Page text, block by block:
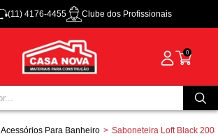
(11) 4176-4455 Clube dos Profissionais
0
Acessórios Para Banheiro Saboneteira Loft Black